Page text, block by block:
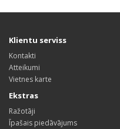
Klientu serviss
Kontakti
Atteikumi
Vietnes karte
Ekstras
Ražotāji
Īpašais piedāvājums